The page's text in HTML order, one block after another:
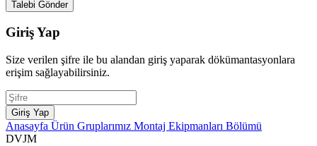
Giriş Yap
Size verilen şifre ile bu alandan giriş yaparak dökümantasyonlara
erişim sağlayabilirsiniz.
Anasayfa Ürün Gruplarımız Montaj Ekipmanları Bölümü
DVJM